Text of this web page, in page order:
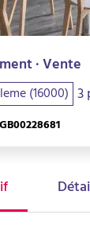
· Vente
(16000) 3